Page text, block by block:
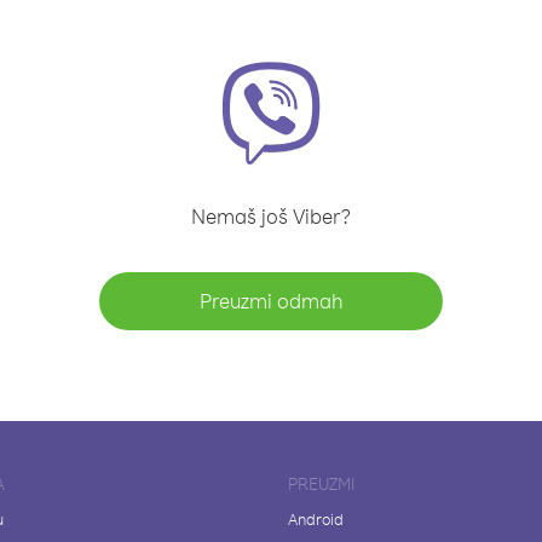
Nemaš još Viber?
Preuzmi odmah
PREUZMI
Android